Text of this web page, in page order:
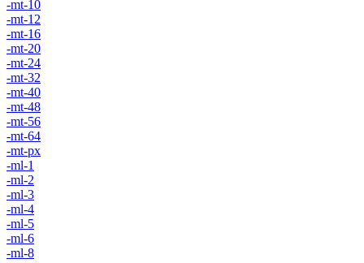
-mt-10
-mt-12
-mt-16
-mt-20
-mt-24
-mt-32
-mt-40
-mt-48
-mt-56
-mt-64
-mt-px
-ml-1
-ml-2
-ml-3
-ml-4
-ml-5
-ml-6
-ml-8